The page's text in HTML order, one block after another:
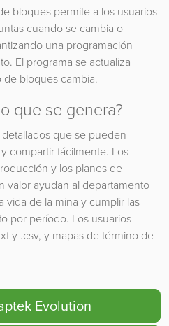
bloques permite a los usuarios
cuando se cambia o
una programación
El programa se actualiza
bloques cambia.
que se genera?
que se pueden
compartir fácilmente. Los
y los planes de
valor ayudan al departamento
vida de la mina y cumplir las
por período. Los usuarios
y .csv, y mapas de término de
Evolution